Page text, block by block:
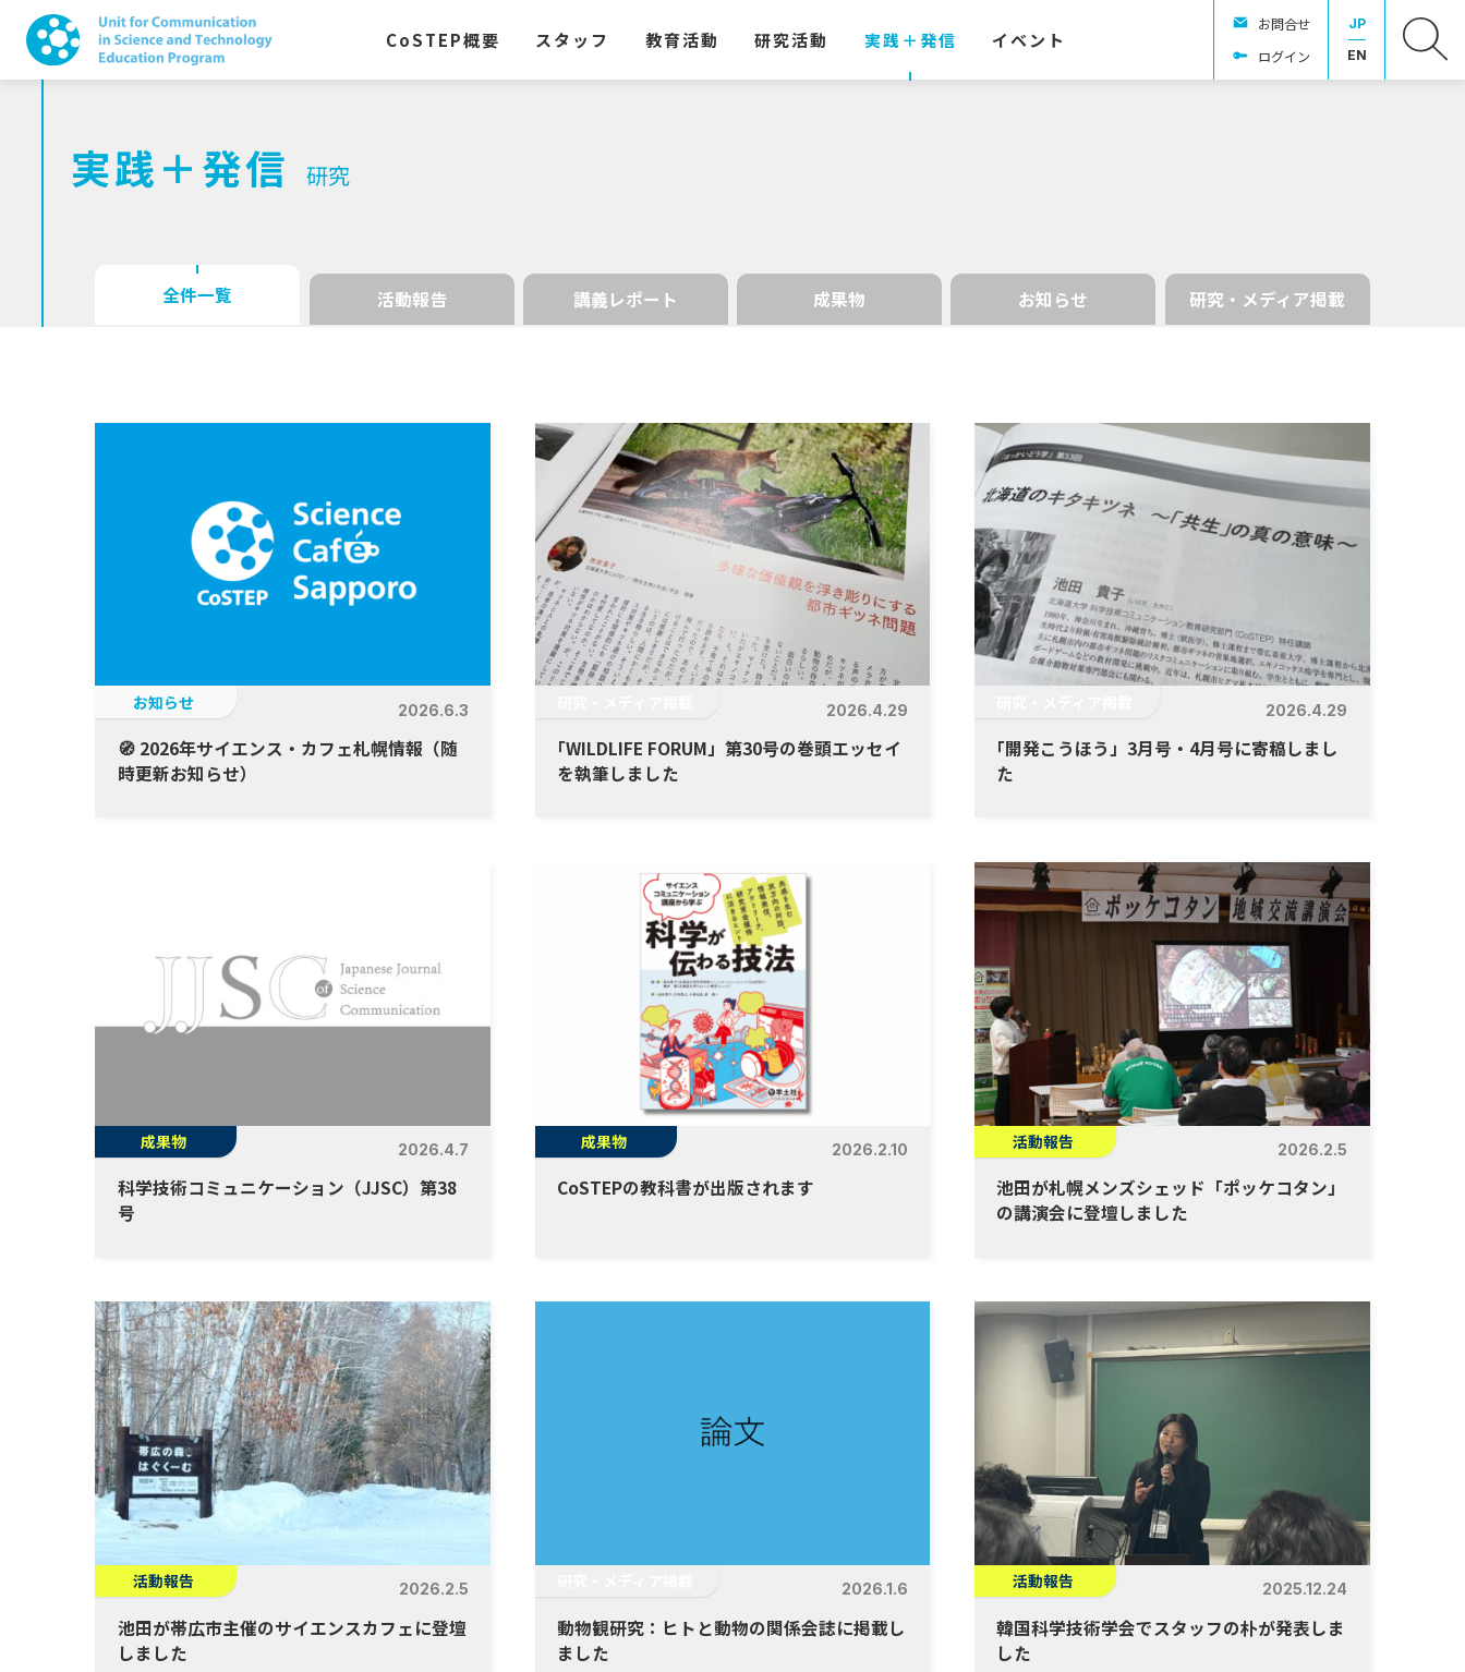
CoSTEP概要 スタッフ 教育活動 研究活動 実践＋発信 イベント
お問合せ
ログイン
JP
EN
実践＋発信 研究
全件一覧 活動報告 講義レポート 成果物 お知らせ 研究・メディア掲載
お知らせ 2026.6.3
🧭 2026年サイエンス・カフェ札幌情報（随
時更新お知らせ）
2026.4.29
「WILDLIFE FORUM」第30号の巻頭エッセイ
を執筆しました
2026.4.29
「開発こうほう」3月号・4月号に寄稿しまし
た
成果物 2026.4.7
科学技術コミュニケーション（JJSC）第38
号
成果物 2026.2.10
CoSTEPの教科書が出版されます
活動報告 2026.2.5
池田が札幌メンズシェッド「ポッケコタン」
の講演会に登壇しました
活動報告 2026.2.5
池田が帯広市主催のサイエンスカフェに登壇
しました
2026.1.6
動物観研究：ヒトと動物の関係会誌に掲載し
ました
活動報告 2025.12.24
韓国科学技術学会でスタッフの朴が発表しま
した